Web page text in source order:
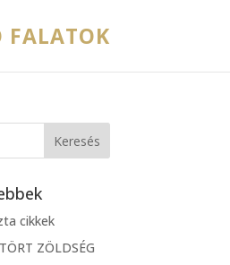
cikkek
ZÖLDSÉG